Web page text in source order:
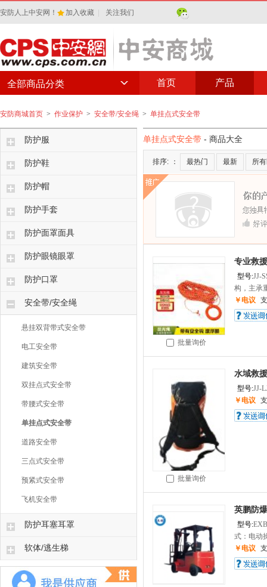
安防人上中安网！ 加入收藏 关注我们
首页 产品
全部商品分类
安防商城首页 > 作业保护 > 安全带/安全绳 > 单挂点式安全带
防护服
防护鞋
防护帽
防护手套
防护面罩面具
防护眼镜眼罩
防护口罩
安全带/安全绳
悬挂双背带式安全带
电工安全带
建筑安全带
双挂点式安全带
带腰式安全带
单挂点式安全带
道路安全带
三点式安全带
预紧式安全带
飞机安全带
防护耳塞耳罩
软体/逃生梯
单挂点式安全带 - 商品大全
排序: ： 最热门 最新 所
批量询价
专业救
型号:JJ-
构，主承
￥电议
批量询价
水域救
型号:JJ-
￥电议
英鹏防
型号:
式：电动
￥电议